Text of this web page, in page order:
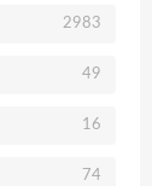
2983
49
16
74